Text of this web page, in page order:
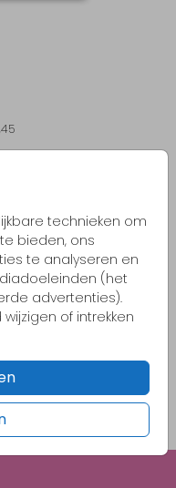
technieken om
bieden, ons
te analyseren en
(het
advertenties).
of intrekken
wensen
vanaf €1,-